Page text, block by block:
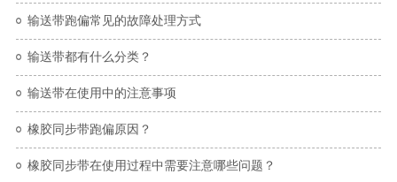
输送带跑偏常见的故障处理方式
输送带都有什么分类？
输送带在使用中的注意事项
橡胶同步带跑偏原因？
橡胶同步带在使用过程中需要​注意哪些问题？